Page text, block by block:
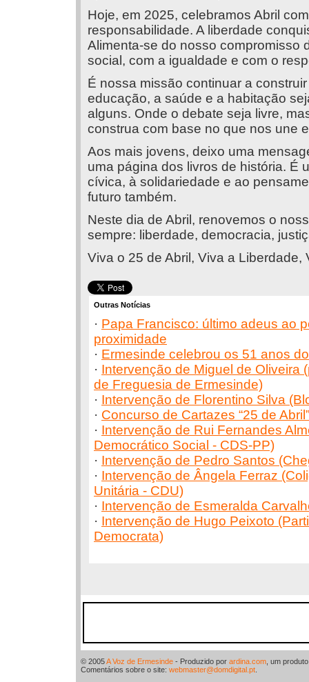
Hoje, em 2025, celebramos Abril
responsabilidade. A liberdade
Alimenta-se do nosso compromisso
social, com a igualdade e com o
É nossa missão continuar a
educação, a saúde e a habitação
alguns. Onde o debate seja livre,
construa com base no que nos une
Aos mais jovens, deixo uma
uma página dos livros de história. É
cívica, à solidariedade e ao
futuro também.
Neste dia de Abril, renovemos o
sempre: liberdade, democracia,
Viva o 25 de Abril, Viva a
Outras Notícias
· Papa Francisco: último adeus ao
proximidade
· Ermesinde celebrou os 51 anos
· Intervenção de Miguel de Oliveira
de Freguesia de Ermesinde)
· Intervenção de Florentino Silva
· Concurso de Cartazes “25 de Abril”
· Intervenção de Rui Fernandes
Democrático Social - CDS-PP)
· Intervenção de Pedro Santos
· Intervenção de Ângela Ferraz
Unitária - CDU)
· Intervenção de Esmeralda
· Intervenção de Hugo Peixoto
Democrata)
© 2005A Voz de Ermesinde - Produzido por ardina.com , um
Comentários sobre o site: webmaster@domdigital.pt